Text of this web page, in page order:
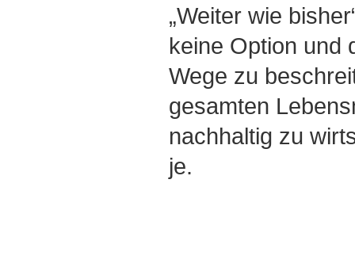
„Weiter wie
keine Option und
Wege zu
gesamten
nachhaltig zu
je.